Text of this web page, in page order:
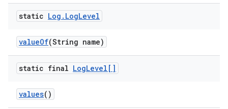
static Log . LogLevel
valueOf(String name)
static final LogLevel[]
values()